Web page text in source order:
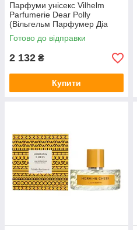
Парфуми унісекс Vilhelm
Parfumerie Dear Polly
(Вільгельм Парфумер Діа
Поллі) Парфумована вода
100 ml/мл
Готово до відправки
2 132 ₴
Купити